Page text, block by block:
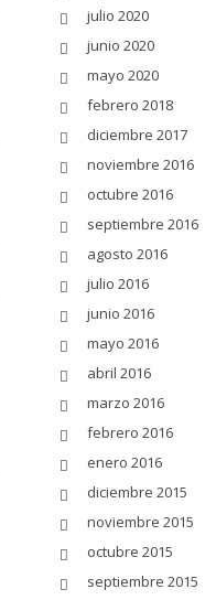
julio 2020
junio 2020
mayo 2020
febrero 2018
diciembre 2017
noviembre 2016
octubre 2016
septiembre 2016
agosto 2016
julio 2016
junio 2016
mayo 2016
abril 2016
marzo 2016
febrero 2016
enero 2016
diciembre 2015
noviembre 2015
octubre 2015
septiembre 2015